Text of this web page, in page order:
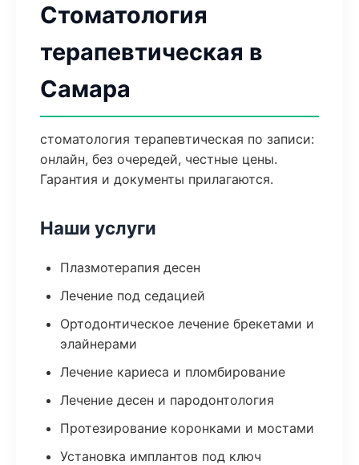
Стоматология
терапевтическая в
Самара
стоматология терапевтическая по записи:
онлайн, без очередей, честные цены.
Гарантия и документы прилагаются.
Наши услуги
Плазмотерапия десен
Лечение под седацией
Ортодонтическое лечение брекетами и
элайнерами
Лечение кариеса и пломбирование
Лечение десен и пародонтология
Протезирование коронками и мостами
Установка имплантов под ключ